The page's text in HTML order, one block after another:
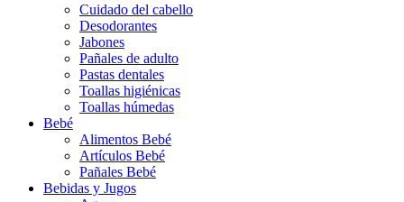
Cuidado del cabello
Desodorantes
Jabones
Pañales de adulto
Pastas dentales
Toallas higiénicas
Toallas húmedas
Bebé
Alimentos Bebé
Artículos Bebé
Pañales Bebé
Bebidas y Jugos